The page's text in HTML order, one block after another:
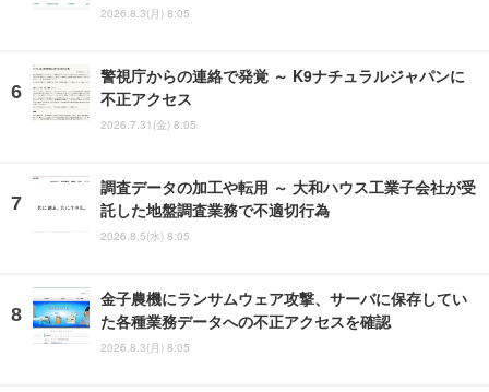
2026.8.3(月) 8:05
警視庁からの連絡で発覚 ～ K9ナチュラルジャパンに
不正アクセス
2026.7.31(金) 8:05
調査データの加工や転用 ～ 大和ハウス工業子会社が受
託した地盤調査業務で不適切行為
2026.8.5(水) 8:05
金子農機にランサムウェア攻撃、サーバに保存してい
た各種業務データへの不正アクセスを確認
2026.8.3(月) 8:05